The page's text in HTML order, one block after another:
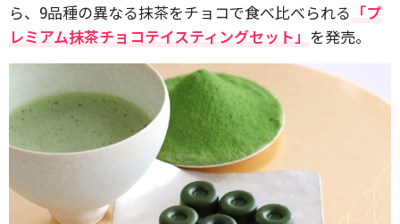
ら、9品種の異なる抹茶をチョコで食べ比べられる 「プ
レミアム抹茶チョコテイスティングセット」 を発売。